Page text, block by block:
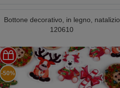
Bottone decorativo, in legno, natalizio
120610
-50%